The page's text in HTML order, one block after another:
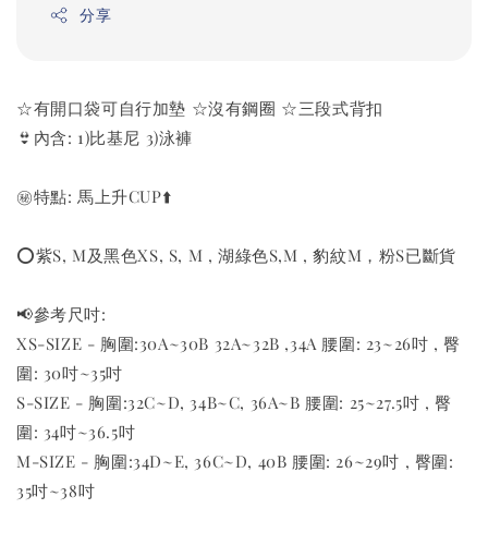
分享
☆有開口袋可自行加墊 ☆沒有鋼圈 ☆三段式背扣
👙內含: 1)比基尼 3)泳褲
㊙️特點: 馬上升CUP⬆️
⭕️紫S, M及黑色XS, S, M , 湖綠色S,M , 豹紋M，粉S已斷貨
📢參考尺吋:
XS-SIZE - 胸圍:30A~30B 32A~32B ,34A 腰圍: 23~26吋 , 臀
圍: 30吋~35吋
S-SIZE - 胸圍:32C~D, 34B~C, 36A~B 腰圍: 25~27.5吋 , 臀
圍: 34吋~36.5吋
M-SIZE - 胸圍:34D~E, 36C~D, 40B 腰圍: 26~29吋 , 臀圍:
35吋~38吋